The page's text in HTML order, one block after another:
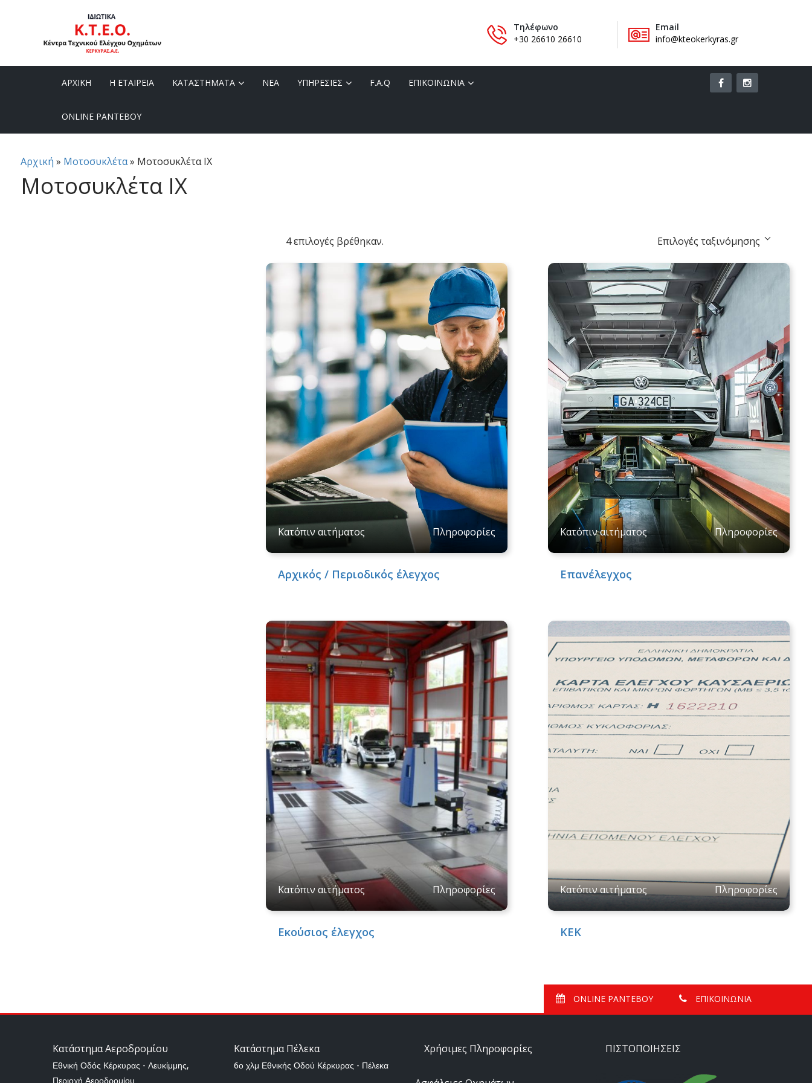
Τηλέφωνο
+30 26610 26610
Email
info@kteokerkyras.gr
ΑΡΧΙΚΗ Η ΕΤΑΙΡΕΙΑ ΚΑΤΑΣΤΗΜΑΤΑ ΝΕΑ ΥΠΗΡΕΣΙΕΣ F.A.Q ΕΠΙΚΟΙΝΩΝΙΑ
ONLINE ΡΑΝΤΕΒΟΥ
Αρχική » Μοτοσυκλέτα» Μοτοσυκλέτα ΙΧ
Μοτοσυκλέτα ΙΧ
4 επιλογές βρέθηκαν. Επιλογές ταξινόμησης
Κατόπιν αιτήματος Πληροφορίες
Αρχικός / Περιοδικός έλεγχος
Κατόπιν αιτήματος Πληροφορίες
Επανέλεγχος
Κατόπιν αιτήματος Πληροφορίες
Εκούσιος έλεγχος
Κατόπιν αιτήματος Πληροφορίες
ΚΕΚ
ONLINE ΡΑΝΤΕΒΟΥ ΕΠΙΚΟΙΝΩΝΙΑ
Κατάστημα Αεροδρομίου
Εθνική Οδός Κέρκυρας - Λευκίμμης,
Περιοχή Αεροδρομίου
Κατάστημα Πέλεκα
6ο χλμ Εθνικής Οδού Κέρκυρας - Πέλεκα
Χρήσιμες Πληροφορίες ΠΙΣΤΟΠΟΙΗΣΕΙΣ